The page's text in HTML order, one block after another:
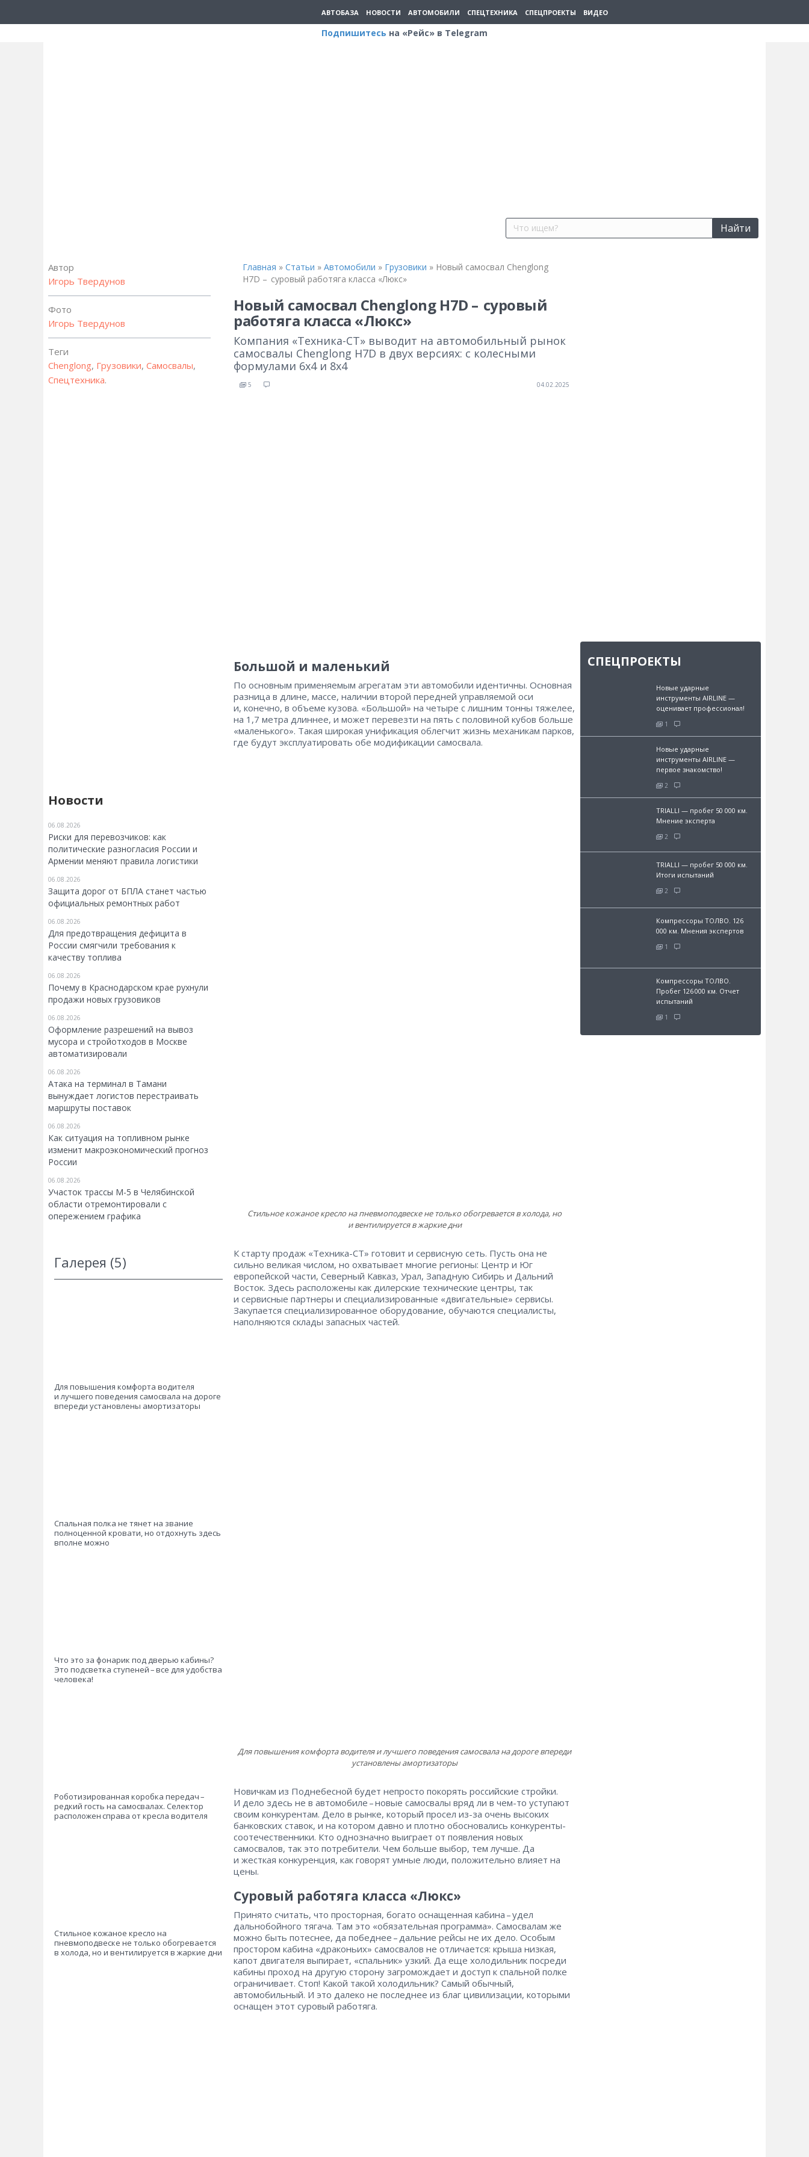
АВТОБАЗА НОВОСТИ АВТОМОБИЛИ СПЕЦТЕХНИКА СПЕЦПРОЕКТЫ ВИДЕО
Подпишитесь на «Рейс» в Telegram
Найти
Автор
Игорь Твердунов
Фото
Игорь Твердунов
Теги
Chenglong, Грузовики, Самосвалы,
Спецтехника.
Новости
06.08.2026
Риски для перевозчиков: как
политические разногласия России и
Армении меняют правила логистики
06.08.2026
Защита дорог от БПЛА станет частью
официальных ремонтных работ
06.08.2026
Для предотвращения дефицита в
России смягчили требования к
качеству топлива
06.08.2026
Почему в Краснодарском крае рухнули
продажи новых грузовиков
06.08.2026
Оформление разрешений на вывоз
мусора и стройотходов в Москве
автоматизировали
06.08.2026
Атака на терминал в Тамани
вынуждает логистов перестраивать
маршруты поставок
06.08.2026
Как ситуация на топливном рынке
изменит макроэкономический прогноз
России
06.08.2026
Участок трассы М-5 в Челябинской
области отремонтировали с
опережением графика
Галерея (5)
Для повышения комфорта водителя
и лучшего поведения самосвала на дороге
впереди установлены амортизаторы
Спальная полка не тянет на звание
полноценной кровати, но отдохнуть здесь
вполне можно
Что это за фонарик под дверью кабины?
Это подсветка ступеней – ​все для удобства
человека!
Роботизированная коробка передач – ​
редкий гость на самосвалах. Селектор
расположен ​справа от кресла водителя
Стильное кожаное кресло на
пневмоподвеске не только обогревается
в холода, но и вентилируется в жаркие дни
Главная » Статьи » Автомобили » Грузовики » Новый самосвал Chenglong
H7D – суровый работяга класса «Люкс»
Новый самосвал Chenglong H7D – суровый
работяга класса «Люкс»
Компания «Техника-СТ» выводит на автомобильный рынок
самосвалы Chenglong H7D в двух версиях: с колесными
формулами 6х4 и 8х4
5 04.02.2025
Большой и маленький
По основным применяемым агрегатам эти автомобили идентичны. Основная
разница в длине, массе, наличии второй передней управляемой оси
и, конечно, в объеме кузова. «Большой» на четыре с лишним тонны тяжелее,
на 1,7 метра длиннее, и может перевезти на пять с половиной кубов больше
«маленького». Такая широкая унификация облегчит жизнь механикам парков,
где будут эксплуатировать обе модификации самосвала.
Стильное кожаное кресло на пневмоподвеске не только обогревается в холода, но
и вентилируется в жаркие дни
К старту продаж «Техника-СТ» готовит и сервисную сеть. Пусть она не
сильно великая числом, но охватывает многие регионы: Центр и Юг
европейской части, Северный Кавказ, Урал, Западную Сибирь и Дальний
Восток. Здесь расположены как дилерские технические центры, так
и сервисные партнеры и специализированные «двигательные» сервисы.
Закупается специализированное оборудование, обучаются специалисты,
наполняются склады запасных частей.
Для повышения комфорта водителя и лучшего поведения самосвала на дороге впереди
установлены амортизаторы
Новичкам из Поднебесной будет непросто покорять российские стройки.
И дело здесь не в автомобиле – ​новые самосвалы вряд ли в чем-то уступают
своим конкурентам. Дело в рынке, который просел из-за очень высоких
банковских ставок, и на котором давно и плотно обосновались конкуренты-
соотечественники. Кто однозначно выиграет от появления новых
самосвалов, так это потребители. Чем больше выбор, тем лучше. Да
и жесткая конкуренция, как говорят умные люди, положительно влияет на
цены.
Суровый работяга класса «Люкс»
Принято считать, что просторная, богато оснащенная кабина – ​удел
дальнобойного тягача. Там это «обязательная программа». Самосвалам же
можно быть потеснее, да победнее – ​дальние рейсы не их дело. Особым
простором кабина «драконьих» самосвалов не отличается: крыша низкая,
капот двигателя выпирает, «спальник» узкий. Да еще холодильник посреди
кабины проход на другую сторону загромождает и доступ к спальной полке
ограничивает. Стоп! Какой такой холодильник? Самый обычный,
автомобильный. И это далеко не последнее из благ цивилизации, которыми
оснащен этот суровый работяга.
СПЕЦПРОЕКТЫ
Новые ударные
инструменты AIRLINE —
оценивает профессионал!
1
Новые ударные
инструменты AIRLINE —
первое знакомство!
2
TRIALLI — пробег 50 000 км.
Мнение эксперта
2
TRIALLI — пробег 50 000 км.
Итоги испытаний
2
Компрессоры ТОЛВО. 126
000 км. Мнения экспертов
1
Компрессоры ТОЛВО.
Пробег 126 000 км. Отчет
испытаний
1